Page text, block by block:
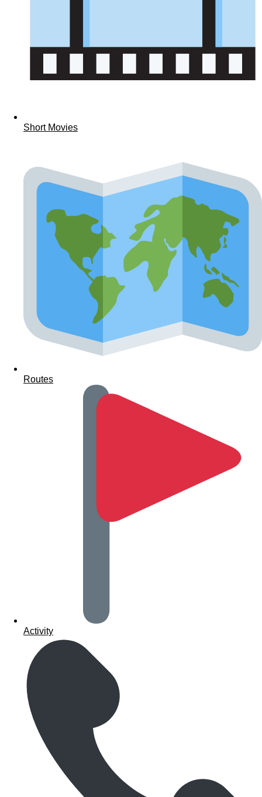
Short Movies
Routes
Activity